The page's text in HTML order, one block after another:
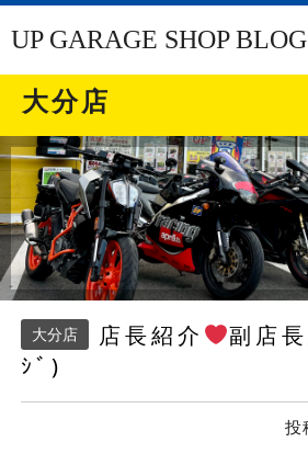
UP GARAGE SHOP BLOG
大分店
大分店 店長紹介
副店
ｼﾞ)
投